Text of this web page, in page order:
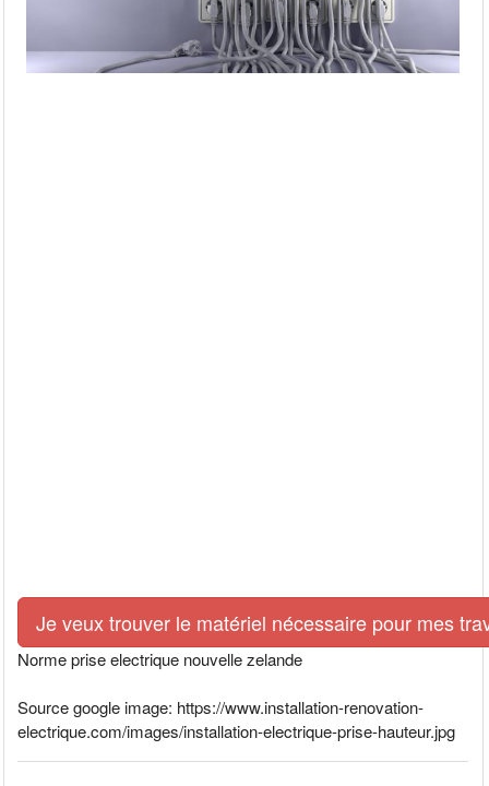
Je veux trouver le matériel nécessaire pour mes
Norme prise electrique nouvelle zelande
Source google image: https://www.installation-renovation-
electrique.com/images/installation-electrique-prise-hauteur.jpg